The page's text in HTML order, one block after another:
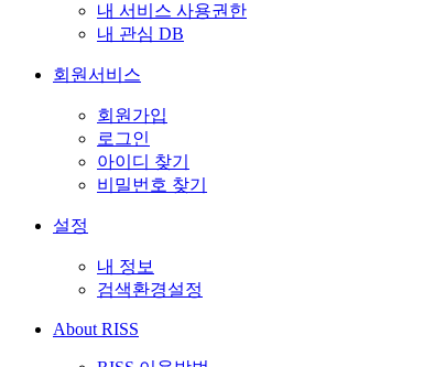
내 서비스 사용권한
내 관심 DB
회원서비스
회원가입
로그인
아이디 찾기
비밀번호 찾기
설정
내 정보
검색환경설정
About RISS